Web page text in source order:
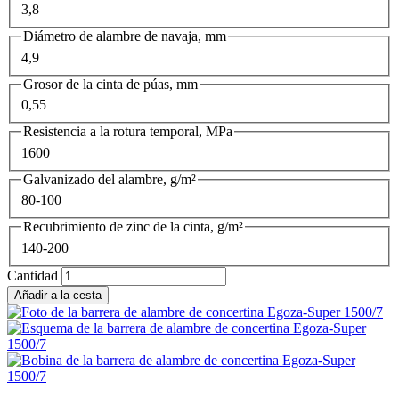
3,8
Diámetro de alambre de navaja, mm
4,9
Grosor de la cinta de púas, mm
0,55
Resistencia a la rotura temporal, MPa
1600
Galvanizado del alambre, g/m²
80-100
Recubrimiento de zinc de la cinta, g/m²
140-200
Cantidad
Añadir a la cesta